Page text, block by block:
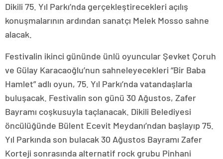
Dikili 75. Yıl Parkı’nda gerçekleştirecekleri açılış
konuşmalarının ardından sanatçı Melek Mosso sahne
alacak.
Festivalin ikinci gününde ünlü oyuncular Şevket Çoruh
ve Gülay Karacaoğlu’nun sahneleyecekleri “Bir Baba
Hamlet” adlı oyun, 75. Yıl Parkı’nda vatandaşlarla
buluşacak. Festivalin son günü 30 Ağustos, Zafer
Bayramı coşkusuyla taçlanacak. Dikili Belediyesi
öncülüğünde Bülent Ecevit Meydanı’ndan başlayıp 75.
Yıl Parkında son bulacak 30 Ağustos Bayramı Zafer
Korteji sonrasında alternatif rock grubu Pinhani